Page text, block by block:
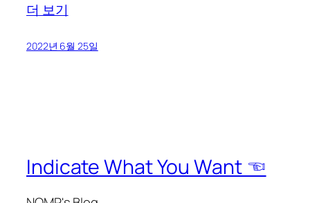
더 보기
2022년 6월 25일
Indicate What You Want ☜